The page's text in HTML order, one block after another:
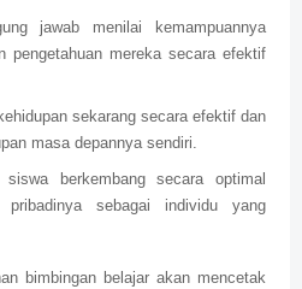
jawab menilai kemampuannya
pengetahuan mereka secara efektif
sekarang secara efektif dan
masa depannya sendiri.
berkembang secara optimal
sebagai individu yang
bimbingan belajar akan mencetak